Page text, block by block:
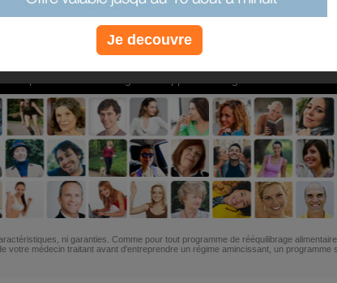
Non, je préfère le régime gratuit
ni garanties. Comme pour tout programme de rééquilibrage
médecin traitant avant d'entreprendre un régime amincissant, un programme
Je decouvre